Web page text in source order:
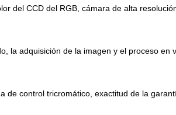
del CCD del RGB, cámara de alta
la adquisición de la imagen y el proceso en
de control tricromático, exactitud de la